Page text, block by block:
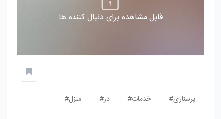
قابل مشاهده برای دنبال کننده ها
پرستاری# خدمات# در# منزل#